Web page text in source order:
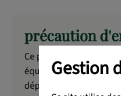
précaution
Ce produit ne doit pas
équilibrée et variée et
dépasser la dose
Gestion